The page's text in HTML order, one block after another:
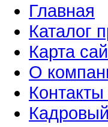
Главная
Каталог
Карта
О